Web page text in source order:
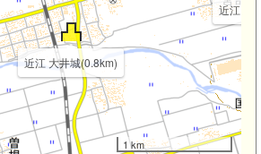
近江 大井城(0.8km)
近江 宮
1 km